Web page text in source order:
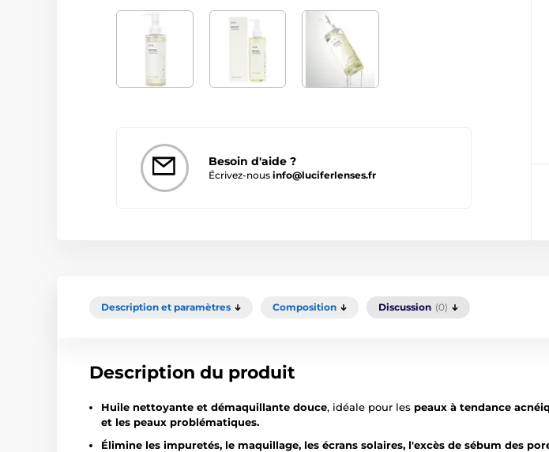
Besoin d'aide ?
Écrivez-nous info@luciferlenses.fr
Description et paramètres Composition Discussion (0)
Description du produit
Huile nettoyante et démaquillante douce, idéale pour les peaux à tendance
et les peaux problématiques.
Élimine les impuretés, le maquillage, les écrans solaires, l'excès de sébum des